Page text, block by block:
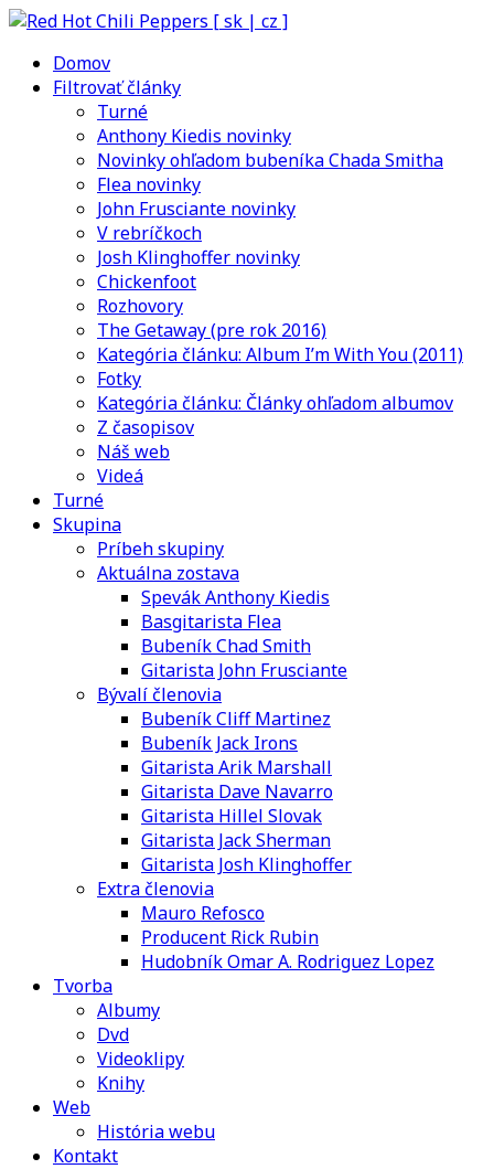
Domov
Filtrovať články
Turné
Anthony Kiedis novinky
Novinky ohľadom bubeníka Chada Smitha
Flea novinky
John Frusciante novinky
V rebríčkoch
Josh Klinghoffer novinky
Chickenfoot
Rozhovory
The Getaway (pre rok 2016)
Kategória článku: Album I’m With You (2011)
Fotky
Kategória článku: Články ohľadom albumov
Z časopisov
Náš web
Videá
Turné
Skupina
Príbeh skupiny
Aktuálna zostava
Spevák Anthony Kiedis
Basgitarista Flea
Bubeník Chad Smith
Gitarista John Frusciante
Bývalí členovia
Bubeník Cliff Martinez
Bubeník Jack Irons
Gitarista Arik Marshall
Gitarista Dave Navarro
Gitarista Hillel Slovak
Gitarista Jack Sherman
Gitarista Josh Klinghoffer
Extra členovia
Mauro Refosco
Producent Rick Rubin
Hudobník Omar A. Rodriguez Lopez
Tvorba
Albumy
Dvd
Videoklipy
Knihy
Web
História webu
Kontakt